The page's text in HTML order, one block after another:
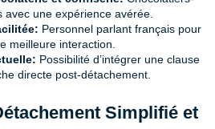
avec une expérience avérée.
Personnel parlant français pour
meilleure interaction.
Possibilité d’intégrer une clause
directe post-détachement.
Simplifié et